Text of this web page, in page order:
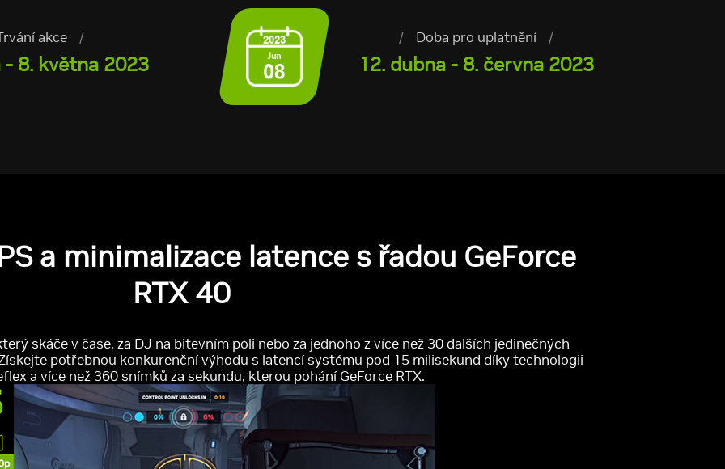
akce /
- 8. května 2023
/ Doba pro uplatnění /
12. dubna - 8. června 2023
a minimalizace latence s řadou GeForce
RTX 40
skáče v čase, za DJ na bitevním poli nebo za jednoho z více než 30 dalších jedinečných
potřebnou konkurenční výhodu s latencí systému pod 15 milisekund díky technologii
a více než 360 snímků za sekundu, kterou pohání GeForce RTX.